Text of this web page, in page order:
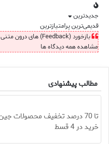
جدیدترین
قدیمی‌ترینپرامتیازترین
بازخورد (Feedback) های درون متنی
مشاهده همه دیدگاه ها
مطالب پیشنهادی
تا 70 درصد تخفیف محصولات
خرید در 4 قسط